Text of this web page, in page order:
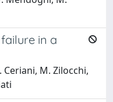
in a
Ceriani, M. Zilocchi,